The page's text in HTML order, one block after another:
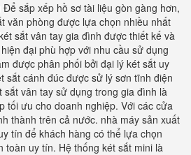
Để sắp xếp hồ sơ tài liệu gòn gàng hơn,
văn phòng được lựa chọn nhiều nhất
sắt vân tay gia đình được thiết kế và
đại phù hợp với nhu cầu sử dụng
được phân phối bởi đại lý két sắt uy
sắt cánh đúc được sử lý sơn tĩnh điện
sắt vân tay sử dụng trong gia đình là
tối ưu cho doanh nghiệp. Với các cửa
thành trên cả nước. nhà máy sản xuất
tín để khách hàng có thể lựa chọn
toàn uy tín. Hệ thống két sắt mini là